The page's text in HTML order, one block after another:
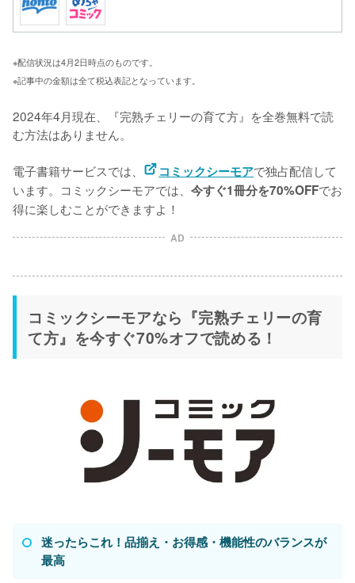
※配信状況は4月2日時点のものです。
※記事中の金額は全て税込表記となっています。
2024年4月現在、『完熟チェリーの育て方』を全巻無料で読
む方法はありません。
電子書籍サービスでは、 コミックシーモアで独占配信して
います。コミックシーモアでは、 今すぐ1冊分を70%OFFでお
得に楽しむことができますよ！
AD
コミックシーモアなら『完熟チェリーの育
て方』を今すぐ70%オフで読める！
迷ったらこれ！品揃え・お得感・機能性のバランスが
最高